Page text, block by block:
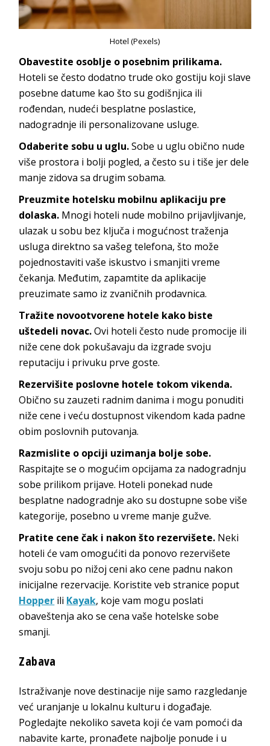
Hotel (Pexels)
Obavestite osoblje o posebnim prilikama.
Hoteli se često dodatno trude oko gostiju koji slave
posebne datume kao što su godišnjica ili
rođendan, nudeći besplatne poslastice,
nadogradnje ili personalizovane usluge.
Odaberite sobu u uglu.Sobe u uglu obično nude
više prostora i bolji pogled, a često su i tiše jer dele
manje zidova sa drugim sobama.
Preuzmite hotelsku mobilnu aplikaciju pre
dolaska. Mnogi hoteli nude mobilno prijavljivanje,
ulazak u sobu bez ključa i mogućnost traženja
usluga direktno sa vašeg telefona, što može
pojednostaviti vaše iskustvo i smanjiti vreme
čekanja. Međutim, zapamtite da aplikacije
preuzimate samo iz zvaničnih prodavnica.
Tražite novootvorene hotele kako biste
uštedeli novac.Ovi hoteli često nude promocije ili
niže cene dok pokušavaju da izgrade svoju
reputaciju i privuku prve goste.
Rezervišite poslovne hotele tokom vikenda.
Obično su zauzeti radnim danima i mogu ponuditi
niže cene i veću dostupnost vikendom kada padne
obim poslovnih putovanja.
Razmislite o opciji uzimanja bolje sobe.
Raspitajte se o mogućim opcijama za nadogradnju
sobe prilikom prijave. Hoteli ponekad nude
besplatne nadogradnje ako su dostupne sobe više
kategorije, posebno u vreme manje gužve.
Pratite cene čak i nakon što rezervišete. Neki
hoteli će vam omogućiti da ponovo rezervišete
svoju sobu po nižoj ceni ako cene padnu nakon
inicijalne rezervacije. Koristite veb stranice poput
Hopper ili Kayak, koje vam mogu poslati
obaveštenja ako se cena vaše hotelske sobe
smanji.
Zabava
Istraživanje nove destinacije nije samo razgledanje
već uranjanje u lokalnu kulturu i događaje.
Pogledajte nekoliko saveta koji će vam pomoći da
nabavite karte, pronađete najbolje ponude i u